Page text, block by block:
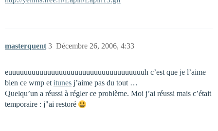
masterquent Décembre 26, 2006, 4:33
3
euuuuuuuuuuuuuuuuuuuuuuuuuuuuuuuuuuuh c’est que je l’aime
bien ce wmp et itunes j’aime pas du tout …
Quelqu’un a réussi à régler ce problème. Moi j’ai réussi mais c’était
temporaire : j"ai restoré